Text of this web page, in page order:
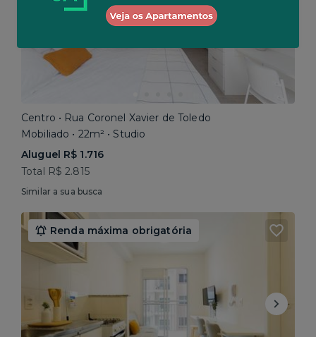
Centro • Rua Coronel Xavier de Toledo
Mobiliado • 22m² • Studio
Aluguel R$ 1.716
Total R$ 2.815
Similar a sua busca
Renda máxima obrigatória